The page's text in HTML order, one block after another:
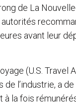
de La
avant leur
(U.S. Travel
l’industrie, a
à la fois